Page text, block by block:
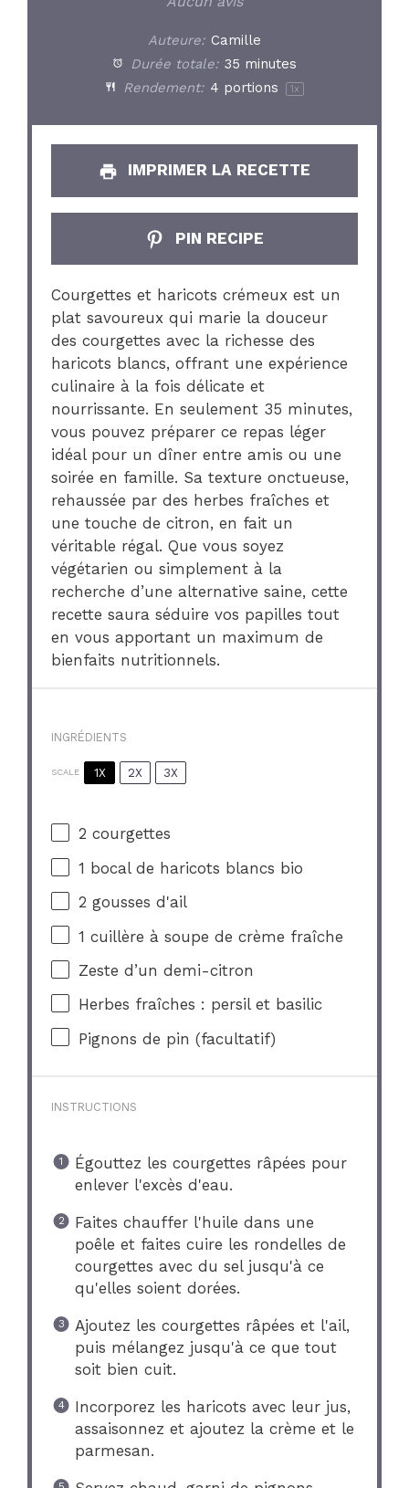
Auteure: Camille
Durée totale: 35 minutes
Rendement: 4 portions 1 x
IMPRIMER LA RECETTE
PIN RECIPE
Courgettes et haricots crémeux est un
plat savoureux qui marie la douceur
des courgettes avec la richesse des
haricots blancs, offrant une expérience
culinaire à la fois délicate et
nourrissante. En seulement 35 minutes,
vous pouvez préparer ce repas léger
idéal pour un dîner entre amis ou une
soirée en famille. Sa texture onctueuse,
rehaussée par des herbes fraîches et
une touche de citron, en fait un
véritable régal. Que vous soyez
végétarien ou simplement à la
recherche d’une alternative saine, cette
recette saura séduire vos papilles tout
en vous apportant un maximum de
bienfaits nutritionnels.
INGRÉDIENTS
SCALE 1X 2X 3X
2 courgettes
1 bocal de haricots blancs bio
2 gousses d'ail
1 cuillère à soupe de crème fraîche
Zeste d’un demi-citron
Herbes fraîches : persil et basilic
Pignons de pin (facultatif)
INSTRUCTIONS
Égouttez les courgettes râpées pour
enlever l'excès d'eau.
Faites chauffer l'huile dans une
poêle et faites cuire les rondelles de
courgettes avec du sel jusqu'à ce
qu'elles soient dorées.
Ajoutez les courgettes râpées et l'ail,
puis mélangez jusqu'à ce que tout
soit bien cuit.
Incorporez les haricots avec leur jus,
assaisonnez et ajoutez la crème et le
parmesan.